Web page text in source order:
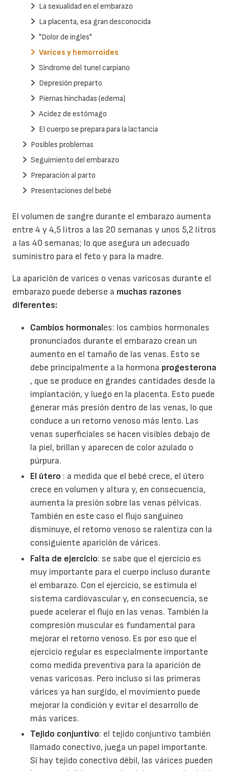
El volumen de sangre durante el embarazo aumenta
entre 4 y 4,5 litros a las 20 semanas y unos 5,2 litros
a las 40 semanas; lo que asegura un adecuado
suministro para el feto y para la madre.
La aparición de varices o venas varicosas durante el
embarazo puede deberse a muchas razones
diferentes:
Cambios hormonales: los cambios hormonales
pronunciados durante el embarazo crean un
aumento en el tamaño de las venas. Esto se
debe principalmente a la hormona progesterona
, que se produce en grandes cantidades desde la
implantación, y luego en la placenta. Esto puede
generar más presión dentro de las venas, lo que
conduce a un retorno venoso más lento. Las
venas superficiales se hacen visibles debajo de
la piel, brillan y aparecen de color azulado o
púrpura.
El útero : a medida que el bebé crece, el útero
crece en volumen y altura y, en consecuencia,
aumenta la presión sobre las venas pélvicas.
También en este caso el flujo sanguíneo
disminuye, el retorno venoso se ralentiza con la
consiguiente aparición de várices.
Falta de ejercicio: se sabe que el ejercicio es
muy importante para el cuerpo incluso durante
el embarazo. Con el ejercicio, se estimula el
sistema cardiovascular y, en consecuencia, se
puede acelerar el flujo en las venas. También la
compresión muscular es fundamental para
mejorar el retorno venoso. Es por eso que el
ejercicio regular es especialmente importante
como medida preventiva para la aparición de
venas varicosas. Pero incluso si las primeras
várices ya han surgido, el movimiento puede
mejorar la condición y evitar el desarrollo de
más varices.
Tejido conjuntivo: el tejido conjuntivo también
llamado conectivo, juega un papel importante.
Si hay tejido conectivo débil, las várices pueden
La sexualidad en el embarazo
La placenta, esa gran desconocida
"Dolor de ingles"
Varices y hemorroides
Síndrome del tunel carpiano
Depresión preparto
Piernas hinchadas (edema)
Acidez de estómago
El cuerpo se prepara para la lactancia
Posibles problemas
Seguimiento del embarazo
Preparación al parto
Presentaciones del bebé